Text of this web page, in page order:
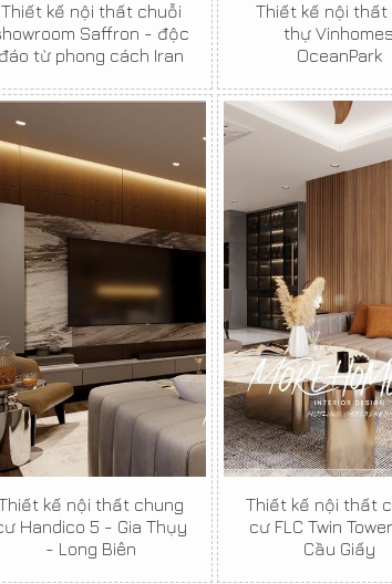
Thiết kế nội thất chuỗi
Saffron - độc
đáo từ phong cách Iran
Thiết kế nội thất
thự Vinhomes
OceanPark
kế nội thất chung
Handico 5 - Gia Thụy
- Long Biên
Thiết kế nội thất
cư FLC Twin
Cầu Giấy